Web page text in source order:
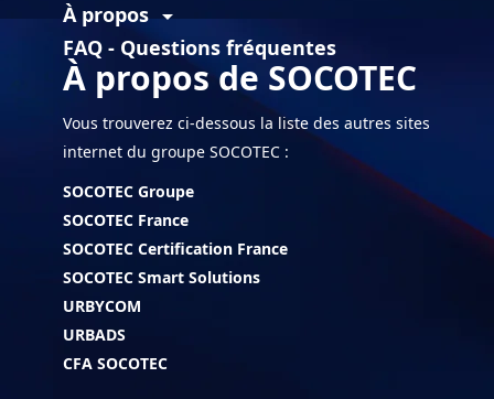
À proposarrow_drop_down
FAQ - Questions fréquentes
À propos de SOCOTEC
Vous trouverez ci-dessous la liste des autres sites
internet du groupe SOCOTEC :
SOCOTEC Groupe
SOCOTEC France
SOCOTEC Certification France
SOCOTEC Smart Solutions
URBYCOM
URBADS
CFA SOCOTEC